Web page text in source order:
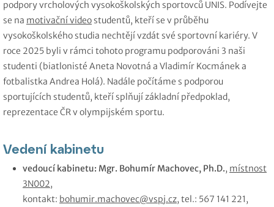
podpory vrcholových vysokoškolských sportovců UNIS. Podívejte
se na motivační video studentů, kteří se v průběhu
vysokoškolského studia nechtějí vzdát své sportovní kariéry. V
roce 2025 byli v rámci tohoto programu podporováni 3 naši
studenti (biatlonisté Aneta Novotná a Vladimír Kocmánek a
fotbalistka Andrea Holá). Nadále počítáme s podporou
sportujících studentů, kteří splňují základní předpoklad,
reprezentace ČR v olympijském sportu.
Vedení kabinetu
vedoucí kabinetu: Mgr. Bohumír Machovec, Ph.D., místnost
3N002,
kontakt: bohumir.machovec@vspj.cz, tel.: 567 141 221,